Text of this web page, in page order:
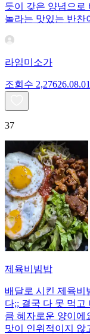
듯이 갖은 양념으로
놀라는 맛있는 반찬
라임미소가
조회수 2,27626.08.01
37
제육비빔밥
배달로 시킨 제육비
다;; 결국 다 못 먹
큼 혜자로운 양이에
맛이 인위적이지 않